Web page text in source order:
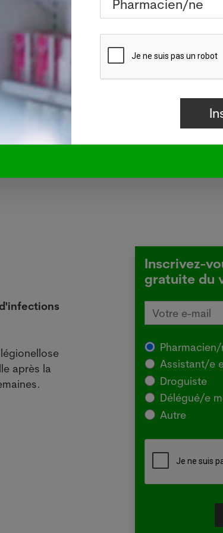
observe le rapport. La Suisse a dépensé 11,4%
de l'OCDE est de 9,6%.
a expliqué Pascal Strupler, directeur de
sur la bonne voie", a-t-il remarqué. "Il confirme aussi
dit aussi que nous devons mieux prévenir et mieux
après la
locale
SYDNEY
souche
pour la
chez un
Lire
Inscrivez-
gratuite du
Assistant/e
Droguiste
Délégué/e
Autre